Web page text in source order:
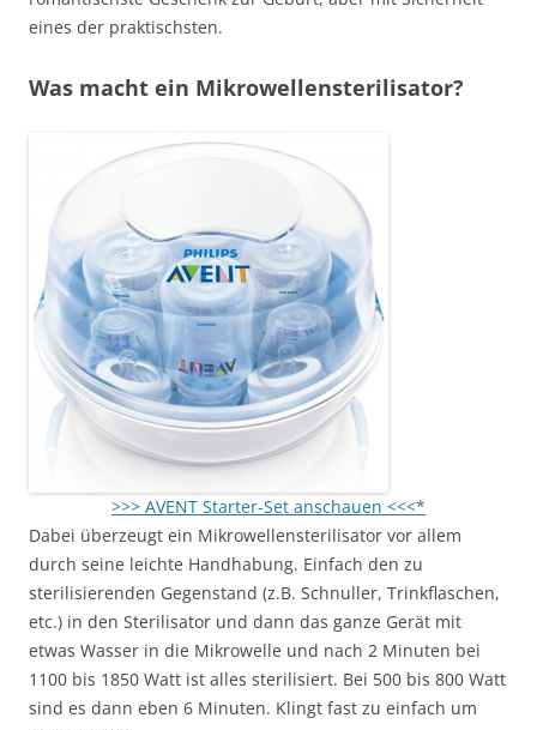
eines der praktischsten.
Was macht ein Mikrowellensterilisator?
>>> AVENT Starter-Set anschauen <<<*
Dabei überzeugt ein Mikrowellensterilisator vor allem
durch seine leichte Handhabung. Einfach den zu
sterilisierenden Gegenstand (z.B. Schnuller, Trinkflaschen,
etc.) in den Sterilisator und dann das ganze Gerät mit
etwas Wasser in die Mikrowelle und nach 2 Minuten bei
1100 bis 1850 Watt ist alles sterilisiert. Bei 500 bis 800 Watt
sind es dann eben 6 Minuten. Klingt fast zu einfach um